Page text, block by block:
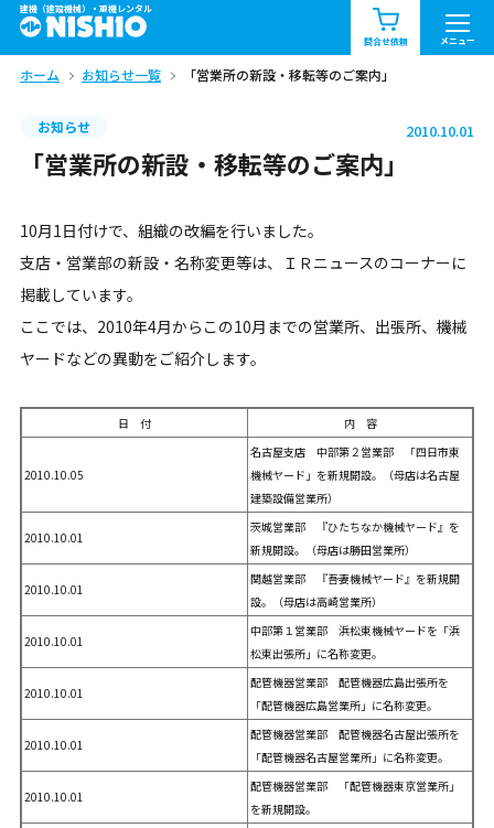
建機（建設機械）・重機レンタル
問合せ依頼 メニュー
商品一覧 お知らせ一覧
問合せ依頼リスト お問合せ
北海道 東北 関東
中部 関西
九州・沖縄（外部）
ホーム お知らせ一覧 「営業所の新設・移転等のご案内」
お知らせ 2010.10.01
「営業所の新設・移転等のご案内」
10月1日付けで、組織の改編を行いました。
支店・営業部の新設・名称変更等は、ＩＲニュースのコーナーに
掲載しています。
ここでは、2010年4月からこの10月までの営業所、出張所、機械
ヤードなどの異動をご紹介します。
日 付 内 容
2010.10.05
名古屋支店 中部第２営業部 「四日市東
機械ヤード」を新規開設。（母店は名古屋
建築設備営業所）
2010.10.01
茨城営業部 『ひたちなか機械ヤード』を
新規開設。（母店は勝田営業所）
2010.10.01
関越営業部 『吾妻機械ヤード』を新規開
設。（母店は高崎営業所）
2010.10.01
中部第１営業部 浜松東機械ヤードを「浜
松東出張所」に名称変更。
2010.10.01
配管機器営業部 配管機器広島出張所を
「配管機器広島営業所」に名称変更。
2010.10.01
配管機器営業部 配管機器名古屋出張所を
「配管機器名古屋営業所」に名称変更。
2010.10.01
配管機器営業部 「配管機器東京営業所」
を新規開設。